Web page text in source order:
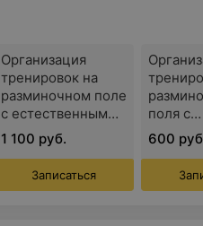
Организация
тренировок на
разминочном поле
с естественным
покрытием (1 час)
1 100 руб.
Записаться
поля с
600